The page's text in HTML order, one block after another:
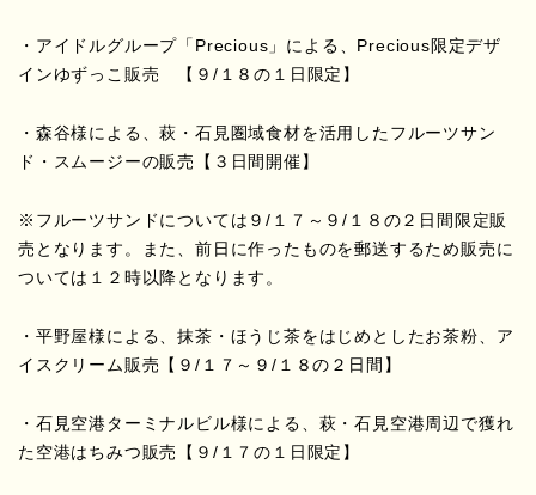
・アイドルグループ「Precious」による、Precious限定デザ
インゆずっこ販売 【９/１８の１日限定】
・森谷様による、萩・石見圏域食材を活用したフルーツサン
ド・スムージーの販売【３日間開催】
※フルーツサンドについては９/１７～９/１８の２日間限定販
売となります。また、前日に作ったものを郵送するため販売に
ついては１２時以降となります。
・平野屋様による、抹茶・ほうじ茶をはじめとしたお茶粉、ア
イスクリーム販売【９/１７～９/１８の２日間】
・石見空港ターミナルビル様による、萩・石見空港周辺で獲れ
た空港はちみつ販売【９/１７の１日限定】